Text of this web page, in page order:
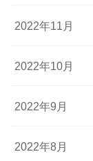
2022年11月
2022年10月
2022年9月
2022年8月